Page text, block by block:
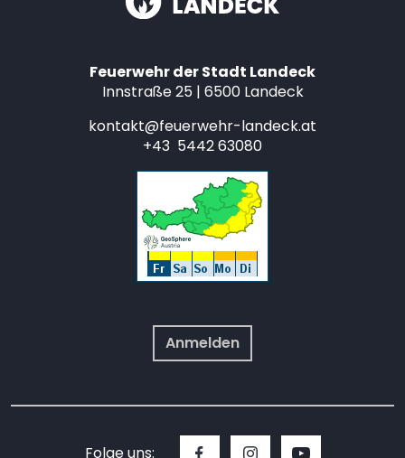
Feuerwehr der Stadt Landeck
Innstraße 25 | 6500 Landeck
kontakt@feuerwehr-landeck.at
+43 5442 63080
Anmelden
Folge uns: